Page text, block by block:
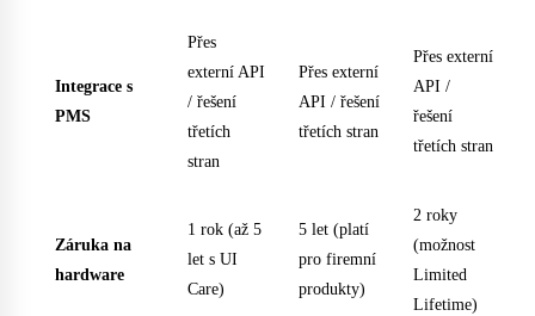
Integrace s
PMS
Přes
externí API
/ řešení
třetích
stran
Přes externí
API / řešení
třetích stran
Přes externí
API /
řešení
třetích stran
Záruka na
hardware
1 rok (až 5
let s UI
Care)
5 let (platí
pro firemní
produkty)
2 roky
(možnost
Limited
Lifetime)